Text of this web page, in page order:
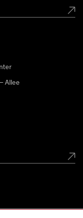
Allee